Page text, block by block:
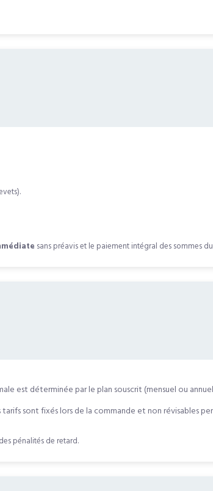
sans préavis et le paiement intégral des sommes
est déterminée par le plan souscrit (mensuel ou
tarifs sont fixés lors de la commande et non révisables
pénalités de retard.